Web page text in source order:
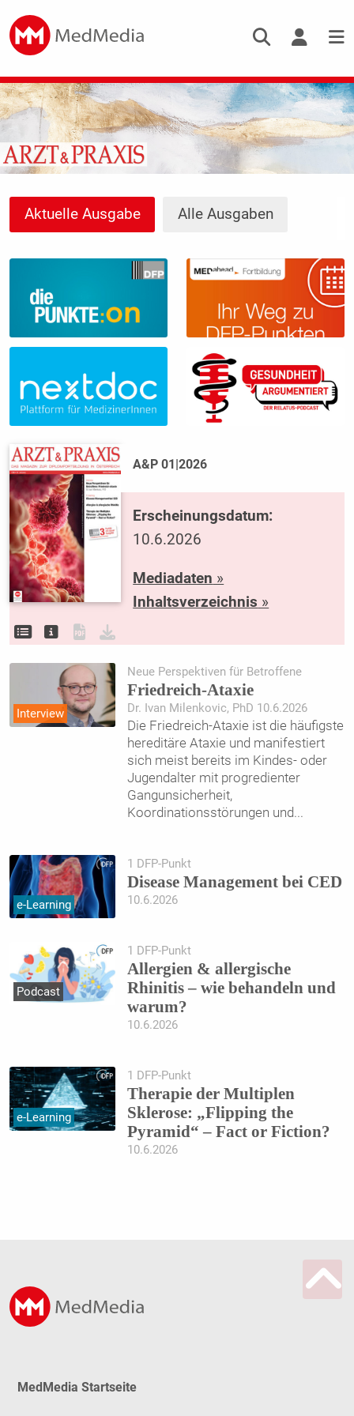
Aktuelle Ausgabe Alle Ausgaben
A&P 01|2026
Erscheinungsdatum:
10.6.2026
Mediadaten »
Inhaltsverzeichnis »
Interview
Neue Perspektiven für Betroffene
Friedreich-Ataxie
Dr. Ivan Milenkovic, PhD 10.6.2026
Die Friedreich-Ataxie ist die häufigste
hereditäre Ataxie und manifestiert
sich meist bereits im Kindes- oder
Jugendalter mit progredienter
Gangunsicherheit,
Koordinationsstörungen und...
e-Learning
1 DFP-Punkt
Disease Management bei CED
10.6.2026
Podcast
1 DFP-Punkt
Allergien & allergische
Rhinitis – wie behandeln und
warum?
10.6.2026
e-Learning
1 DFP-Punkt
Therapie der Multiplen
Sklerose: „Flipping the
Pyramid“ – Fact or Fiction?
10.6.2026
MedMedia Startseite